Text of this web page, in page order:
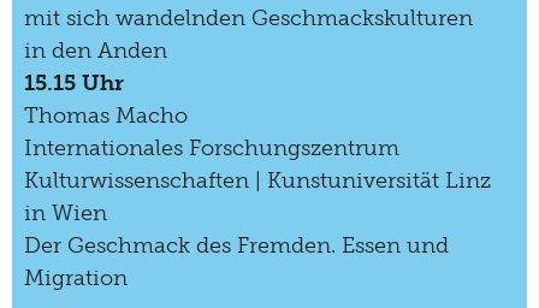
mit sich wandelnden Geschmackskulturen
in den Anden
15.15 Uhr
Thomas Macho
Internationales Forschungszentrum
Kulturwissenschaften | Kunstuniversität Linz
in Wien
Der Geschmack des Fremden. Essen und
Migration